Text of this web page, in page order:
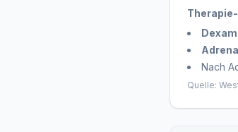
Nach
Quelle: